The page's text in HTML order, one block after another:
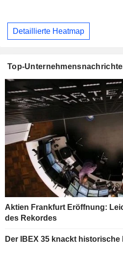
Detaillierte Heatmap
Top-
Aktien Frankfurt Eröffnung:
des Rekordes
Der IBEX 35 knackt historische